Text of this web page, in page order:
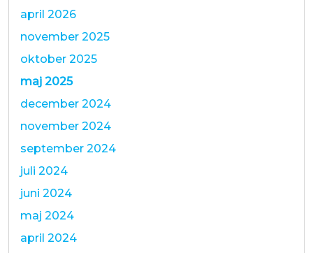
april 2026
november 2025
oktober 2025
maj 2025
december 2024
november 2024
september 2024
juli 2024
juni 2024
maj 2024
april 2024